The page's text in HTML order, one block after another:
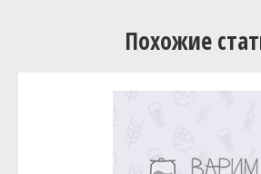
Похожие